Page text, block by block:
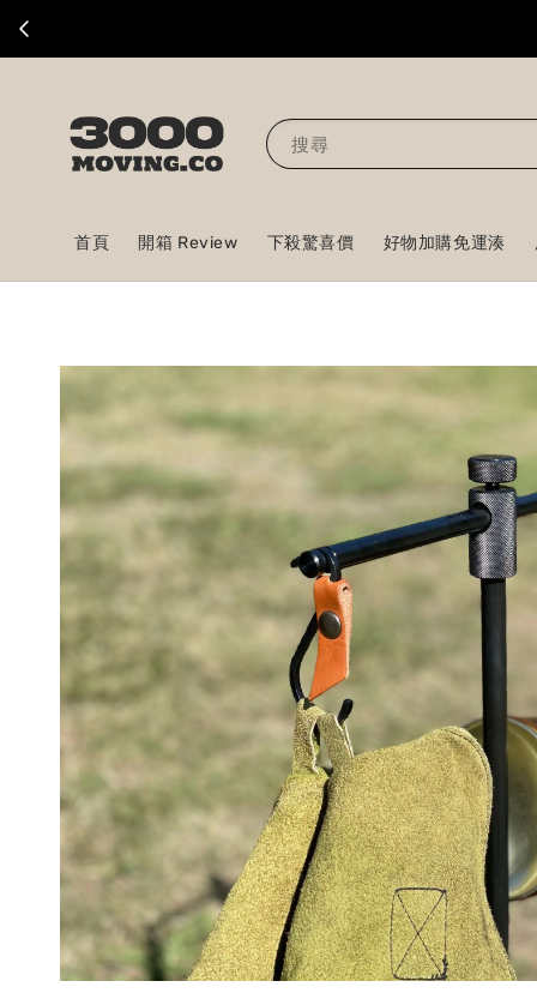
搜尋
首頁 開箱 Review 下殺驚喜價 好物加購免運湊